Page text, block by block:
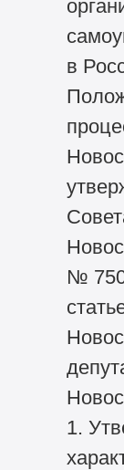
в
№
1.